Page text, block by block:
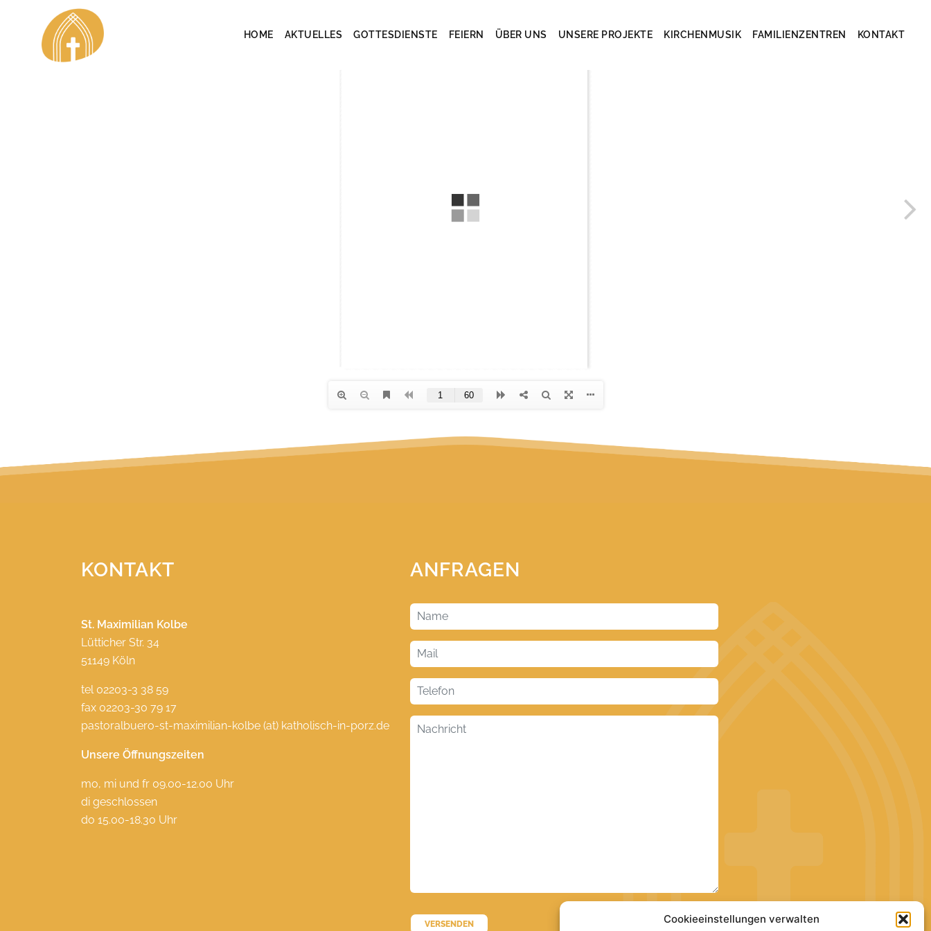
Cookieeinstellungen verwalten
HOME AKTUELLES GOTTESDIENSTE FEIERN ÜBER UNS UNSERE PROJEKTE KIRCHENMUSIK FAMILIENZENTREN KONTAKT
KONTAKT
St. Maximilian Kolbe
Lütticher Str. 34
51149 Köln
tel 02203-3 38 59
fax 02203-30 79 17
pastoralbuero-st-maximilian-kolbe (at) katholisch-in-porz.de
Unsere Öffnungszeiten
mo, mi und fr 09.00-12.00 Uhr
di geschlossen
do 15.00-18.30 Uhr
ANFRAGEN